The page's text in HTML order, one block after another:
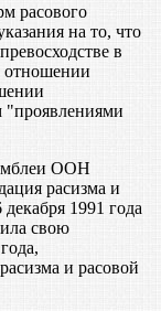
расового
на то, что
в
отношении
"проявлениями
ООН
расизма и
1991 года
свою
и расовой